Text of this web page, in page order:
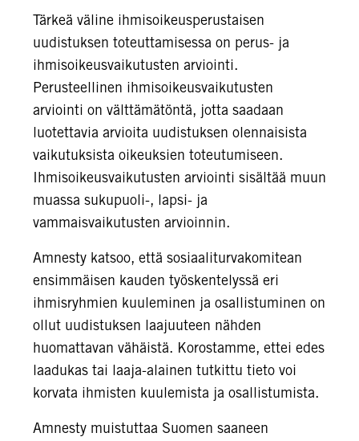
Tärkeä väline ihmisoikeusperustaisen
uudistuksen toteuttamisessa on perus- ja
ihmisoikeusvaikutusten arviointi.
Perusteellinen ihmisoikeusvaikutusten
arviointi on välttämätöntä, jotta saadaan
luotettavia arvioita uudistuksen olennaisista
vaikutuksista oikeuksien toteutumiseen.
Ihmisoikeusvaikutusten arviointi sisältää muun
muassa sukupuoli-, lapsi- ja
vammaisvaikutusten arvioinnin.
Amnesty katsoo, että sosiaaliturvakomitean
ensimmäisen kauden työskentelyssä eri
ihmisryhmien kuuleminen ja osallistuminen on
ollut uudistuksen laajuuteen nähden
huomattavan vähäistä. Korostamme, ettei edes
laadukas tai laaja-alainen tutkittu tieto voi
korvata ihmisten kuulemista ja osallistumista.
Amnesty muistuttaa Suomen saaneen